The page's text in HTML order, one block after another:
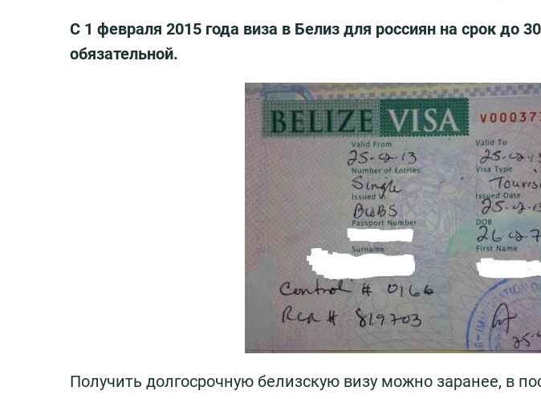
С 1 февраля 2015 года виза в Белиз для россиян на срок до
обязательной.
Получить долгосрочную белизскую визу можно заранее, в